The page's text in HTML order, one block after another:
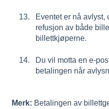
Eventet er nå avlyst,
refusjon av både
billettkjøperne.
Du vil motta en e-
betalingen når
Merk: Betalingen av